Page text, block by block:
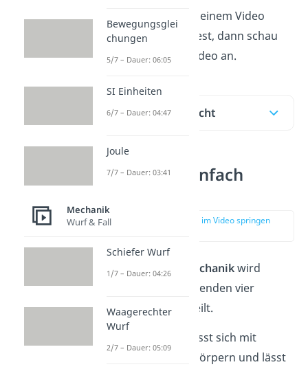
kurz und knapp in einem Video
anschauen möchtest, dann schau
dochhierunser Video an.
Inhaltsübersicht
Mechanik einfach
zur Stelle im Video springen
Die technische Mechanikwird
generell in die folgenden vier
Teilgebiete unterteilt.
Befasst sich mit
bewegenden Körpern und lässt
Bewegungsglei
chungen
5/7 – Dauer: 06:05
SI Einheiten
6/7 – Dauer: 04:47
Joule
7/7 – Dauer: 03:41
Mechanik
Wurf & Fall
Schiefer Wurf
1/7 – Dauer: 04:26
Waagerechter
Wurf
2/7 – Dauer: 05:09